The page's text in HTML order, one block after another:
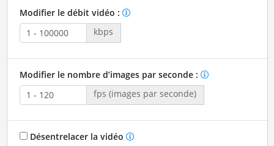
Modifier le débit vidéo :
kbps
Modifier le nombre d’images par seconde :
fps (images par seconde)
Désentrelacer la vidéo